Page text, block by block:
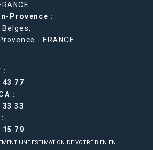
Provence :
- FRANCE
:
43 77
:
33
15 79
UNE ESTIMATION DE VOTRE BIEN EN